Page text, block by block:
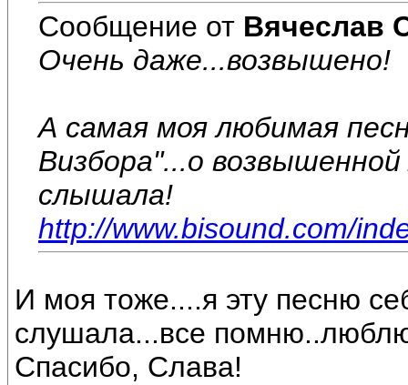
Сообщение от Вячеслав
Очень даже...возвышено!
А самая моя любимая
Визбора"...о
слышала!
http://www.bisound.com/
И моя тоже....я эту песню
слушала...все
Спасибо, Слава!